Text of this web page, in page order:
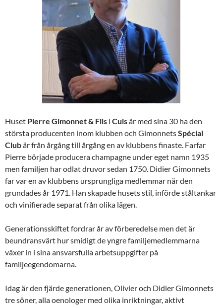
Huset Pierre Gimonnet & Fils i Cuisär med sina 30 ha den
största producenten inom klubben och GimonnetsSpécial
Clubär från årgång till årgång en av klubbens finaste. Farfar
Pierre började producera champagne under eget namn 1935
men familjen har odlat druvor sedan 1750. Didier Gimonnets
far var en av klubbens ursprungliga medlemmar när den
grundades år 1971. Han skapade husets stil, införde ståltankar
och vinifierade separat från olika lägen.
Generationsskiftet fordrar år av förberedelse men det är
beundransvärt hur smidigt de yngre familjemedlemmarna
växer in i sina ansvarsfulla arbetsuppgifter på
familjeegendomarna.
Idag är den fjärde generationen, Olivier och Didier Gimonnets
tre söner, alla oenologer med olika inriktningar, aktivt